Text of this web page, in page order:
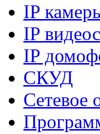
IP
IP
IP
СКУД
Сетевое